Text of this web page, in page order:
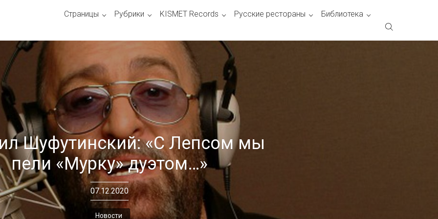
Страницы Рубрики KISMET Records Русские рестораны Библиотека
Шуфутинский: «С Лепсом мы
пели «Мурку» дуэтом…»
07.12.2020
Новости